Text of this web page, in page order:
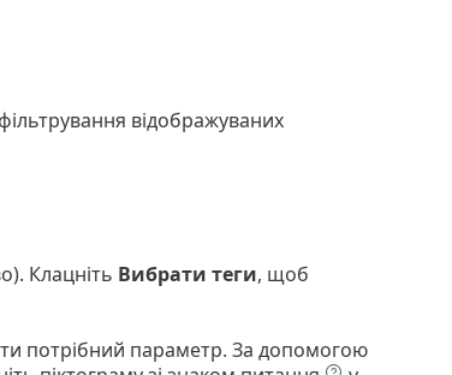
відображуваних
Клацніть Вибрати теги, щоб
потрібний параметр. За допомогою